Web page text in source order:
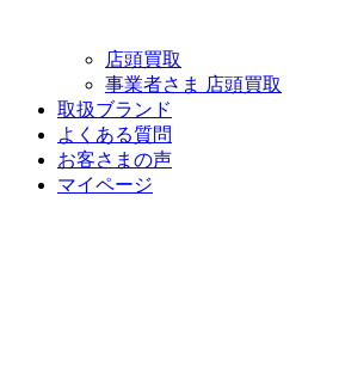
店頭買取
事業者さま 店頭買取
取扱ブランド
よくある質問
お客さまの声
マイページ